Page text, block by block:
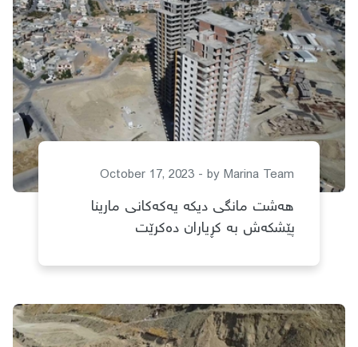
October 17, 2023 - by Marina Team
هەشت مانگی دیكە یەكەكانی مارینا
پێشكەش بە كڕیاران دەكرێت